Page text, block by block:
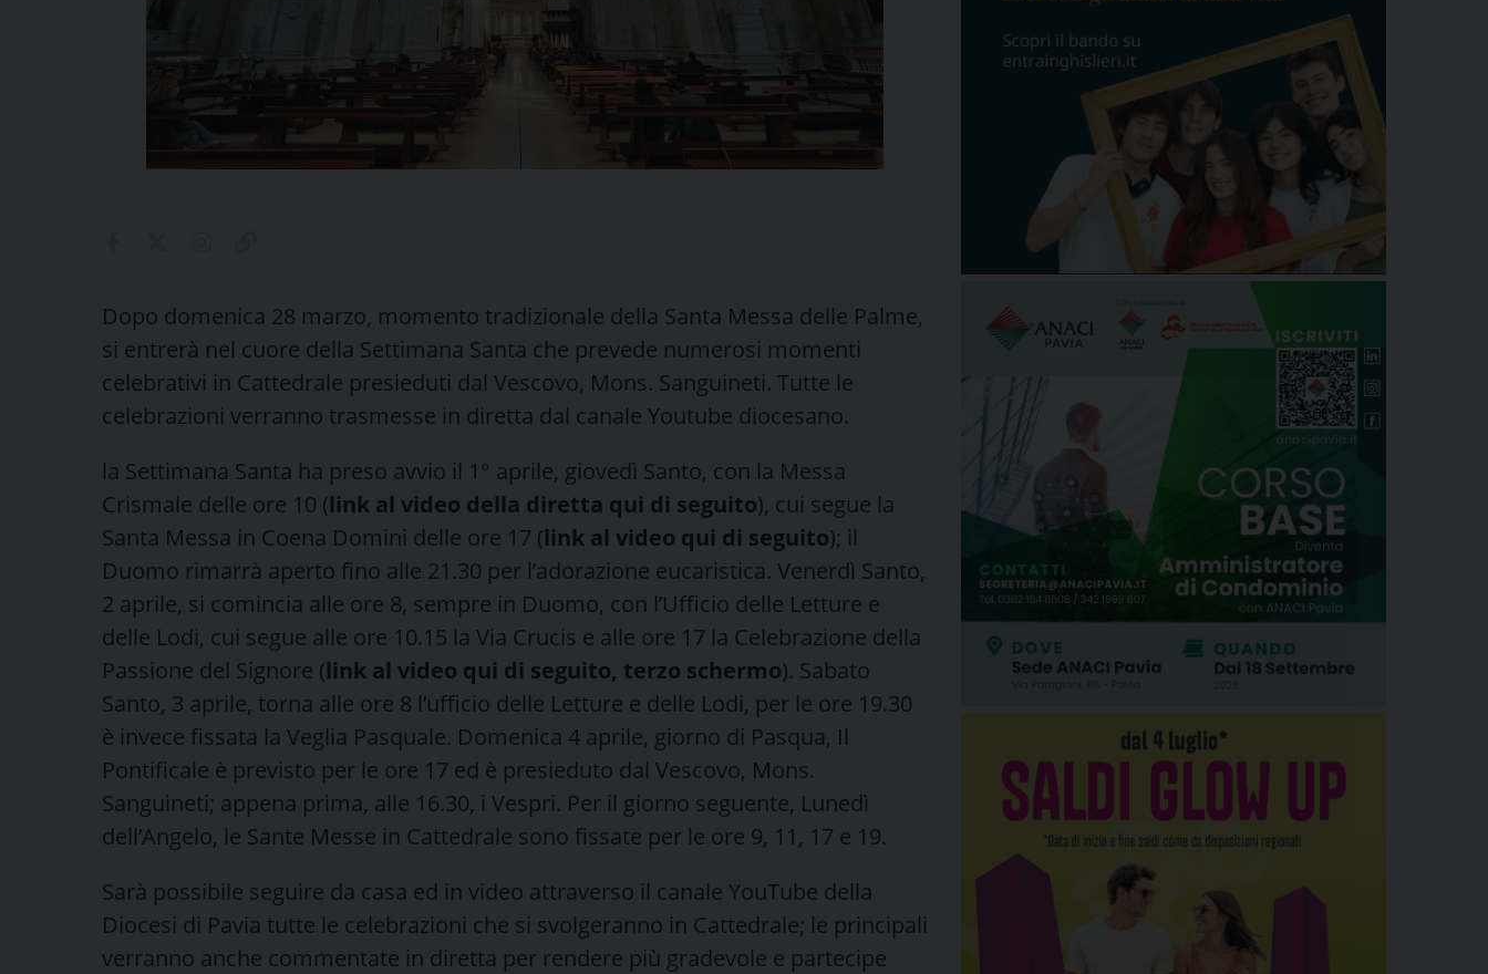
Dopo domenica 28 marzo, momento tradizionale della Santa Messa delle Palme,
si entrerà nel cuore della Settimana Santa che prevede numerosi momenti
celebrativi in Cattedrale presieduti dal Vescovo, Mons. Sanguineti. Tutte le
celebrazioni verranno trasmesse in diretta dal canale Youtube diocesano.
la Settimana Santa ha preso avvio il 1° aprile, giovedì Santo, con la Messa
Crismale delle ore 10 (link al video della diretta qui di seguito), cui segue la
Santa Messa in Coena Domini delle ore 17 (link al video qui di seguito); il
Duomo rimarrà aperto fino alle 21.30 per l’adorazione eucaristica. Venerdì Santo,
2 aprile, si comincia alle ore 8, sempre in Duomo, con l’Ufficio delle Letture e
delle Lodi, cui segue alle ore 10.15 la Via Crucis e alle ore 17 la Celebrazione della
Passione del Signore (link al video qui di seguito, terzo schermo). Sabato
Santo, 3 aprile, torna alle ore 8 l’ufficio delle Letture e delle Lodi, per le ore 19.30
è invece fissata la Veglia Pasquale. Domenica 4 aprile, giorno di Pasqua, Il
Pontificale è previsto per le ore 17 ed è presieduto dal Vescovo, Mons.
Sanguineti; appena prima, alle 16.30, i Vespri. Per il giorno seguente, Lunedì
dell’Angelo, le Sante Messe in Cattedrale sono fissate per le ore 9, 11, 17 e 19.
Sarà possibile seguire da casa ed in video attraverso il canale YouTube della
Diocesi di Pavia tutte le celebrazioni che si svolgeranno in Cattedrale; le principali
verranno anche commentate in diretta per rendere più gradevole e partecipe